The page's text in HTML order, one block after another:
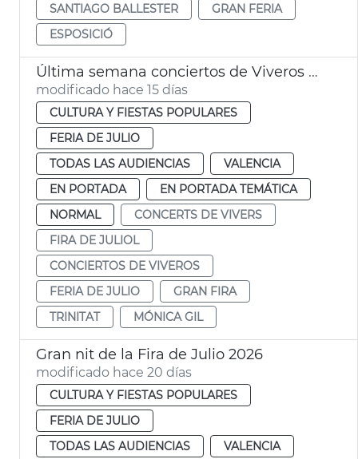
SANTIAGO BALLESTER
GRAN FERIA
ESPOSICIÓ
Última semana conciertos de Viveros València
modificado hace 15 días
CULTURA Y FIESTAS POPULARES
FERIA DE JULIO
TODAS LAS AUDIENCIAS
VALENCIA
EN PORTADA
EN PORTADA TEMÁTICA
NORMAL
CONCERTS DE VIVERS
FIRA DE JULIOL
CONCIERTOS DE VIVEROS
FERIA DE JULIO
GRAN FIRA
TRINITAT
MÓNICA GIL
Gran nit de la Fira de Julio 2026
modificado hace 20 días
CULTURA Y FIESTAS POPULARES
FERIA DE JULIO
TODAS LAS AUDIENCIAS
VALENCIA